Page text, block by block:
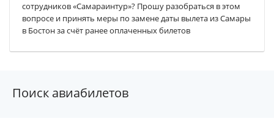
сотрудников «Самараинтур»? Прошу разобраться в этом
вопросе и принять меры по замене даты вылета из Самары
в Бостон за счёт ранее оплаченных билетов
Поиск авиабилетов